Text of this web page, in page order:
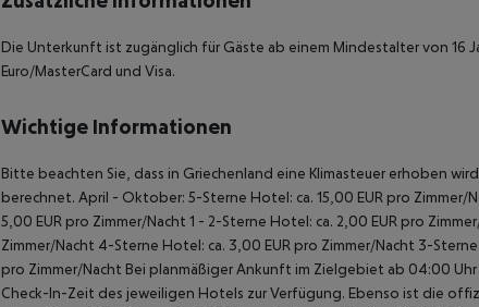
Die Unterkunft ist zugänglich für Gäste ab einem Mindestalter von 16
Euro/MasterCard und Visa.
Wichtige Informationen
Bitte beachten Sie, dass in Griechenland eine Klimasteuer erhoben
berechnet. April - Oktober: 5-Sterne Hotel: ca. 15,00 EUR pro Zimmer/
5,00 EUR pro Zimmer/Nacht 1 - 2-Sterne Hotel: ca. 2,00 EUR pro
Zimmer/Nacht 4-Sterne Hotel: ca. 3,00 EUR pro Zimmer/Nacht 3-
pro Zimmer/Nacht Bei planmäßiger Ankunft im Zielgebiet ab 04:00
Check-In-Zeit des jeweiligen Hotels zur Verfügung. Ebenso ist die